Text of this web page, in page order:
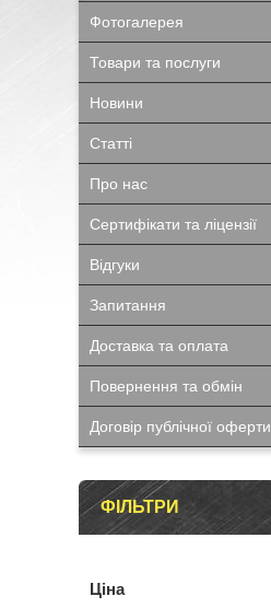
Фотогалерея
Товари та послуги
Новини
Статті
Про нас
Сертифікати та ліцензії
Відгуки
Запитання
Доставка та оплата
Повернення та обмін
Договір публічної оферти
ФІЛЬТРИ
Ціна